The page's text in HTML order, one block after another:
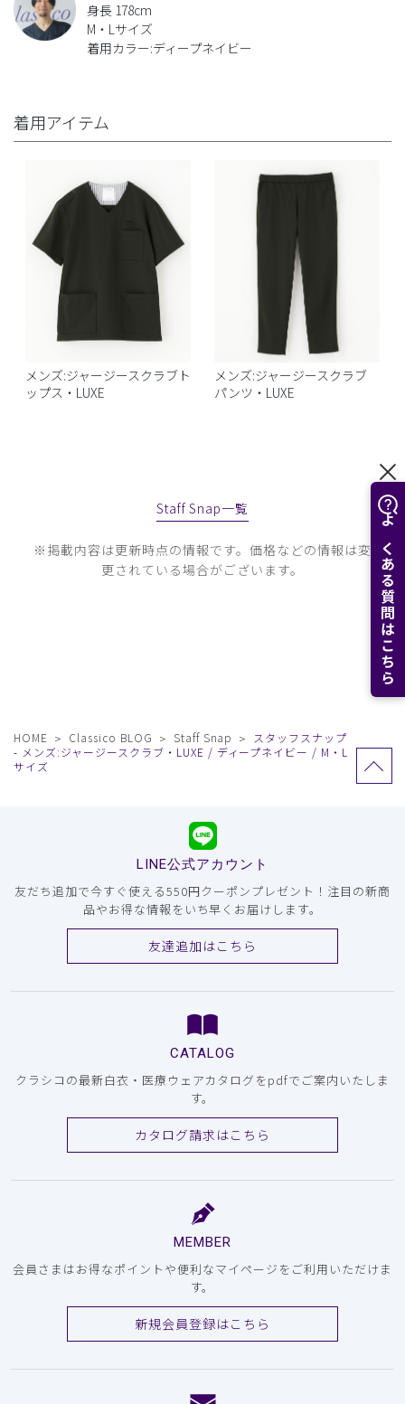
よくある質問はこちら
身長 178cm
M・Lサイズ
着用カラー:ディープネイビー
着用アイテム
メンズ:ジャージースクラブト
ップス・LUXE
メンズ:ジャージースクラブ
パンツ・LUXE
Staff Snap一覧
※掲載内容は更新時点の情報です。価格などの情報は変
更されている場合がございます。
HOME Classico BLOG Staff Snap
スタッフスナップ
- メンズ:ジャージースクラブ・LUXE / ディープネイビー / M・L
サイズ
LINE公式アカウント
友だち追加で今すぐ使える550円クーポンプレゼント！注目の新商
品やお得な情報をいち早くお届けします。
友達追加はこちら
CATALOG
クラシコの最新白衣・医療ウェアカタログをpdfでご案内いたしま
す。
カタログ請求はこちら
MEMBER
会員さまはお得なポイントや便利なマイページをご利用いただけま
す。
新規会員登録はこちら